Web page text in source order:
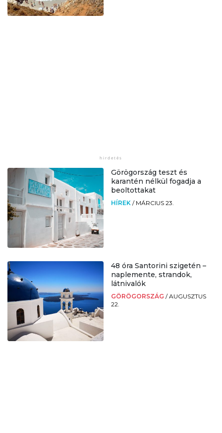
Görögország teszt és
karantén nélkül fogadja a
beoltottakat
HÍREK / MÁRCIUS 23.
48 óra Santorini szigetén –
naplemente, strandok,
látnivalók
GÖRÖGORSZÁG /AUGUSZTUS
22.